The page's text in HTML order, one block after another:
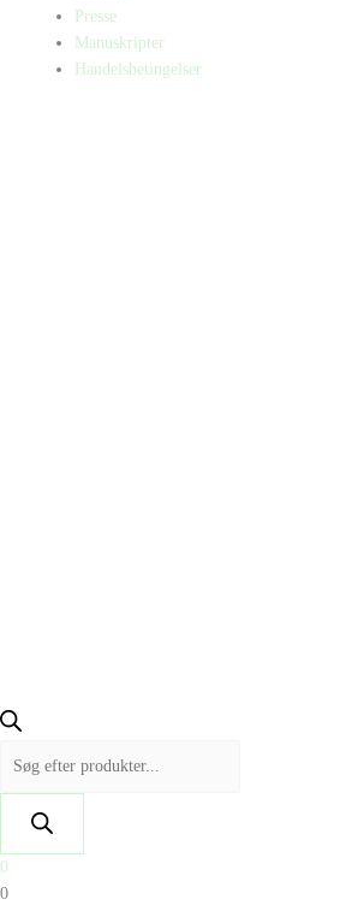
Presse
Manuskripter
Handelsbetingelser
0
0